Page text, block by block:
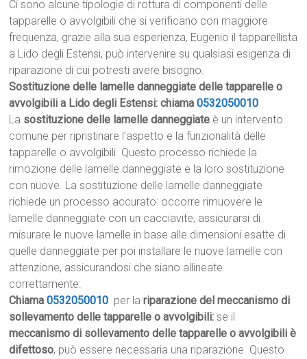
Ci sono alcune tipologie di rottura di componenti delle
tapparelle o avvolgibili che si verificano con maggiore
frequenza, grazie alla sua esperienza, Eugenio il tapparellista
a Lido degli Estensi, può intervenire su qualsiasi esigenza di
riparazione di cui potresti avere bisogno.
Sostituzione delle lamelle danneggiate delle tapparelle o
avvolgibili a Lido degli Estensi: chiama0532050010
La sostituzione delle lamelle danneggiate è un intervento
comune per ripristinare l’aspetto e la funzionalità delle
tapparelle o avvolgibili. Questo processo richiede la
rimozione delle lamelle danneggiate e la loro sostituzione
con nuove. La sostituzione delle lamelle danneggiate
richiede un processo accurato: occorre rimuovere le
lamelle danneggiate con un cacciavite, assicurarsi di
misurare le nuove lamelle in base alle dimensioni esatte di
quelle danneggiate per poi installare le nuove lamelle con
attenzione, assicurandosi che siano allineate
correttamente.
Chiama0532050010 per lariparazione del meccanismo di
sollevamento delle tapparelle o avvolgibili: se il
meccanismo di sollevamento delle tapparelle o avvolgibili è
difettoso, può essere necessaria una riparazione. Questo